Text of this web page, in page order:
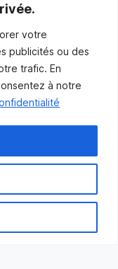
votre
publicités ou des
trafic. En
à notre
urgences.
nouvelles